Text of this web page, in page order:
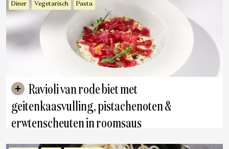
Diner Vegetarisch Pasta
geitenkaasvulling, pistachenoten &
erwtenscheuten in roomsaus